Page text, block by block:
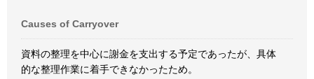
Causes of Carryover
資料の整理を中心に謝金を支出する予定であったが、具体
的な整理作業に着手できなかったため。